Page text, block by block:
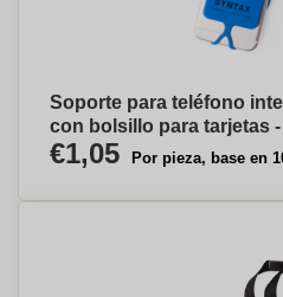
Soporte para teléfono
con bolsillo para tarjetas
€1,05 Por pieza, base en